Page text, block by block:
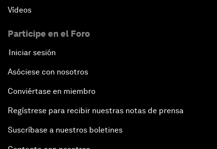
Vídeos
Participe en el Foro
Iniciar sesión
Asóciese con nosotros
Conviértase en miembro
Regístrese para recibir nuestras notas de prensa
Suscríbase a nuestros boletines